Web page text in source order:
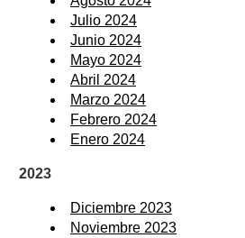
Julio 2024
Junio 2024
Mayo 2024
Abril 2024
Marzo 2024
Febrero 2024
Enero 2024
2023
Diciembre 2023
Noviembre 2023